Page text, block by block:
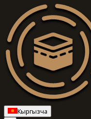
Кыргызча